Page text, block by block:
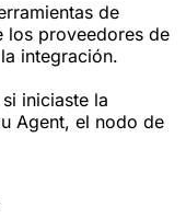
de
los proveedores de
integración.
iniciaste la
Agent, el nodo de